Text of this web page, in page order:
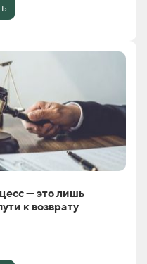
— это лишь
к возврату